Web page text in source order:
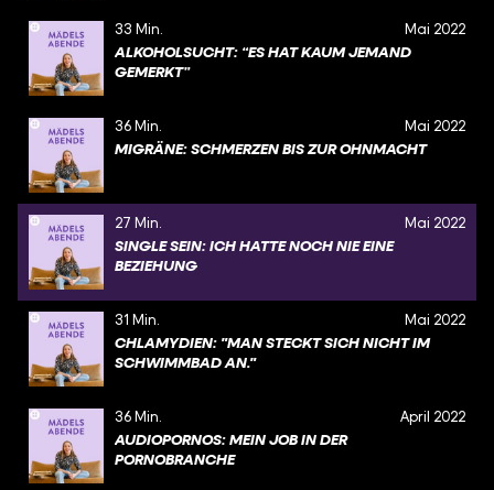
33 Min. Mai 2022
ALKOHOLSUCHT: “ES HAT KAUM JEMAND
GEMERKT”
36 Min. Mai 2022
MIGRÄNE: SCHMERZEN BIS ZUR OHNMACHT
27 Min. Mai 2022
SINGLE SEIN: ICH HATTE NOCH NIE EINE
BEZIEHUNG
31 Min. Mai 2022
CHLAMYDIEN: "MAN STECKT SICH NICHT IM
SCHWIMMBAD AN."
36 Min. April 2022
AUDIOPORNOS: MEIN JOB IN DER
PORNOBRANCHE